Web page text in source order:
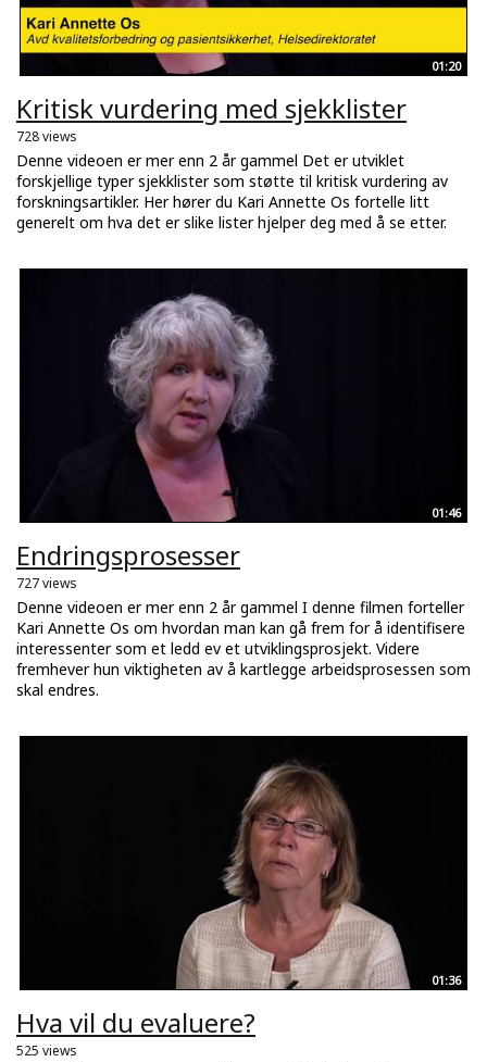
01:20
Kritisk vurdering med sjekklister
728 views
Denne videoen er mer enn 2 år gammel Det er utviklet
forskjellige typer sjekklister som støtte til kritisk vurdering av
forskningsartikler. Her hører du Kari Annette Os fortelle litt
generelt om hva det er slike lister hjelper deg med å se etter.
01:46
Endringsprosesser
727 views
Denne videoen er mer enn 2 år gammel I denne filmen forteller
Kari Annette Os om hvordan man kan gå frem for å identifisere
interessenter som et ledd ev et utviklingsprosjekt. Videre
fremhever hun viktigheten av å kartlegge arbeidsprosessen som
skal endres.
01:36
Hva vil du evaluere?
525 views